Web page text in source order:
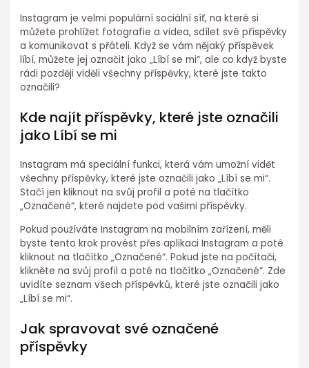
Instagram je velmi populární sociální síť, na které si
můžete prohlížet fotografie a videa, sdílet své příspěvky
a komunikovat s přáteli. Když se vám nějaký příspěvek
líbí, můžete jej označit jako „Líbí se mi“, ale co když byste
rádi později viděli všechny příspěvky, které jste takto
označili?
Kde najít příspěvky, které jste označili
jako Líbí se mi
Instagram má speciální funkci, která vám umožní vidět
všechny příspěvky, které jste označili jako „Líbí se mi“.
Stačí jen kliknout na svůj profil a poté na tlačítko
„Označené“, které najdete pod vašimi příspěvky.
Pokud používáte Instagram na mobilním zařízení, měli
byste tento krok provést přes aplikaci Instagram a poté
kliknout na tlačítko „Označené“. Pokud jste na počítači,
klikněte na svůj profil a poté na tlačítko „Označené“. Zde
uvidíte seznam všech příspěvků, které jste označili jako
„Líbí se mi“.
Jak spravovat své označené
příspěvky